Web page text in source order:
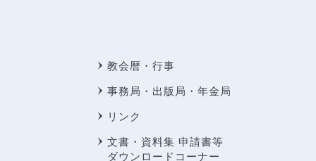
教会暦・行事
事務局・出版局・年金局
リンク
文書・資料集 申請書等
ダウンロードコーナー